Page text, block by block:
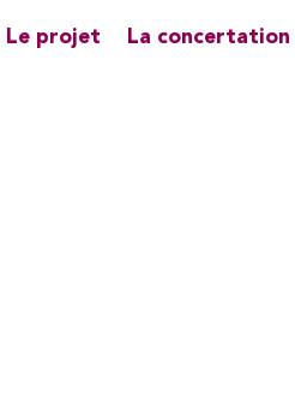
Le projet La concertation